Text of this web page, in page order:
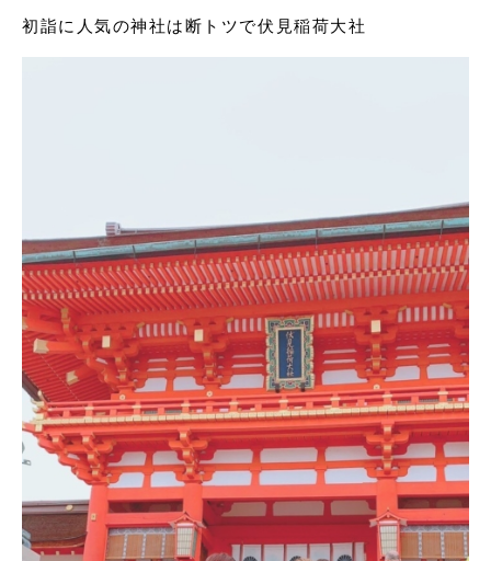
初詣に人気の神社は断トツで伏見稲荷大社